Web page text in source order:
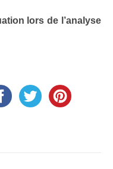
lors de l’analyse